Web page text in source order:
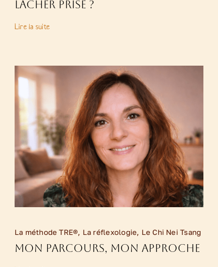
lâcher prise ?
Lire la suite
La méthode TRE®, La réflexologie, Le Chi Nei Tsang
Mon parcours, mon approche